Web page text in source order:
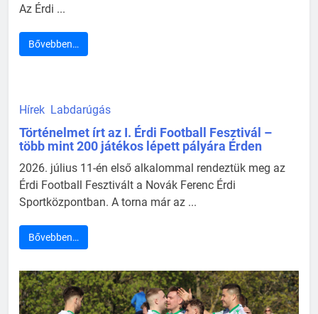
Az Érdi ...
Bővebben…
Hírek Labdarúgás
Történelmet írt az I. Érdi Football Fesztivál –
több mint 200 játékos lépett pályára Érden
2026. július 11-én első alkalommal rendeztük meg az
Érdi Football Fesztivált a Novák Ferenc Érdi
Sportközpontban. A torna már az ...
Bővebben…